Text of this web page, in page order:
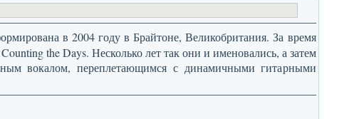
в 2004 году в Брайтоне, Великобритания. За время
the Days. Несколько лет так они и именовались, а затем
вокалом, переплетающимся с динамичными гитарными